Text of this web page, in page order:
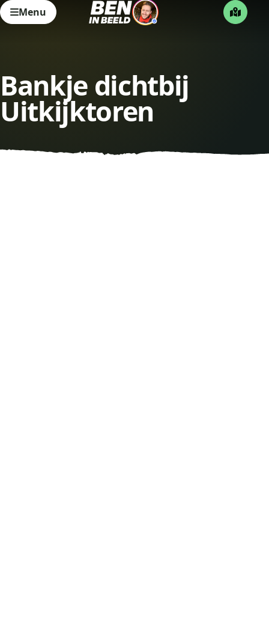
Menu
Bankje dichtbij
Uitkijktoren